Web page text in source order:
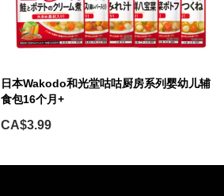
日本Wakodo和光堂咕咕厨房系列婴幼儿辅
食包16个月+
CA$3.99